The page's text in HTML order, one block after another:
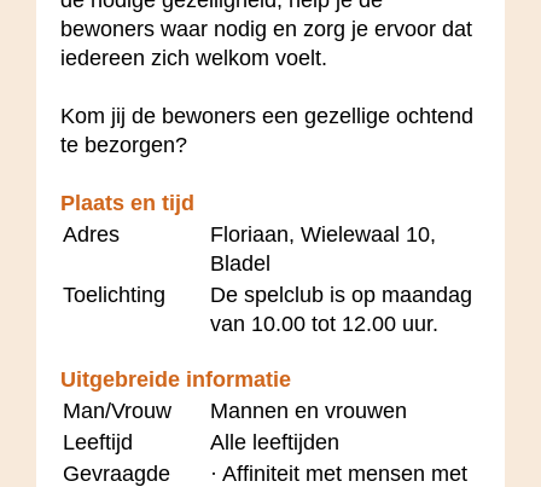
bewoners waar nodig en zorg je ervoor dat
iedereen zich welkom voelt.
Kom jij de bewoners een gezellige ochtend
te bezorgen?
Plaats en tijd
Adres
Floriaan, Wielewaal 10,
Bladel
Toelichting
De spelclub is op maandag
van 10.00 tot 12.00 uur.
Uitgebreide informatie
Man/Vrouw
Mannen en vrouwen
Leeftijd
Alle leeftijden
Gevraagde
· Affiniteit met mensen met